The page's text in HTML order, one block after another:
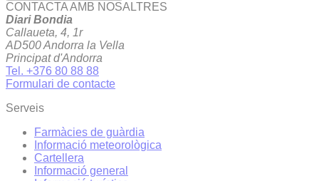
CONTACTA AMB NOSALTRES
Diari Bondia
Callaueta, 4, 1r
AD500 Andorra la Vella
Principat d'Andorra
Tel. +376 80 88 88
Formulari de contacte
Serveis
Farmàcies de guàrdia
Informació meteorològica
Cartellera
Informació general